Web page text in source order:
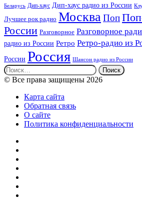
Беларусь Дип-хаус Дип-хаус радио из России
Лучшее рок радио Москва Поп
России Разговорное Разговорное
радио из России Ретро Ретро-радио из
России Россия Шансон радио из России
Найти:
© Все права защищены 2026
Карта сайта
Обратная связь
О сайте
Политика конфиденциальности